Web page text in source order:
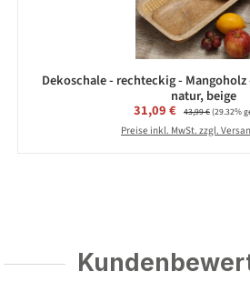
Dekoschale - rechteckig - Mangoholz
natur, beige
Verkaufspreis:
31,09 € Regulärer Preis:
43,99 €(29.32%
Preise inkl. MwSt. zzgl.